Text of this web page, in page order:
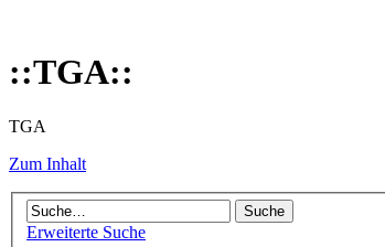
::TGA::
TGA
Zum Inhalt
Erweiterte Suche